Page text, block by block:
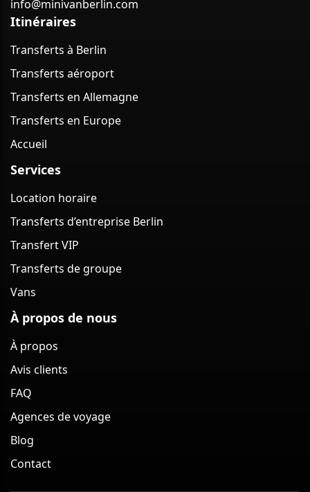
info@minivanberlin.com
Itinéraires
Transferts à Berlin
Transferts aéroport
Transferts en Allemagne
Transferts en Europe
Accueil
Services
Location horaire
Transferts d’entreprise Berlin
Transfert VIP
Transferts de groupe
Vans
À propos de nous
À propos
Avis clients
FAQ
Agences de voyage
Blog
Contact